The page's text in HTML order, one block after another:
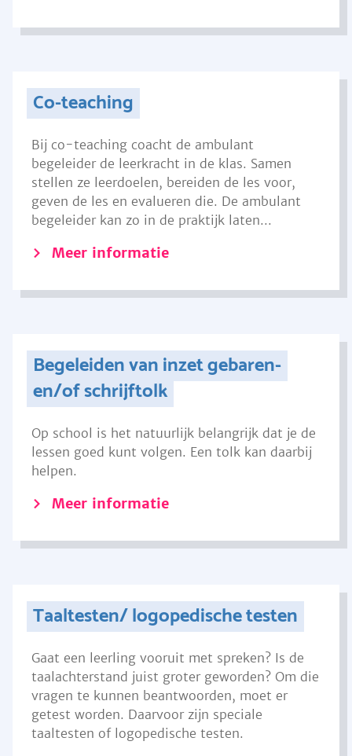
Co-teaching
Bij co-teaching coacht de ambulant
begeleider de leerkracht in de klas. Samen
stellen ze leerdoelen, bereiden de les voor,
geven de les en evalueren die. De ambulant
begeleider kan zo in de praktijk laten...
Meer informatie
Begeleiden van inzet gebaren-
en/of schrijftolk
Op school is het natuurlijk belangrijk dat je de
lessen goed kunt volgen. Een tolk kan daarbij
helpen.
Meer informatie
Taaltesten/ logopedische testen
Gaat een leerling vooruit met spreken? Is de
taalachterstand juist groter geworden? Om die
vragen te kunnen beantwoorden, moet er
getest worden. Daarvoor zijn speciale
taaltesten of logopedische testen.